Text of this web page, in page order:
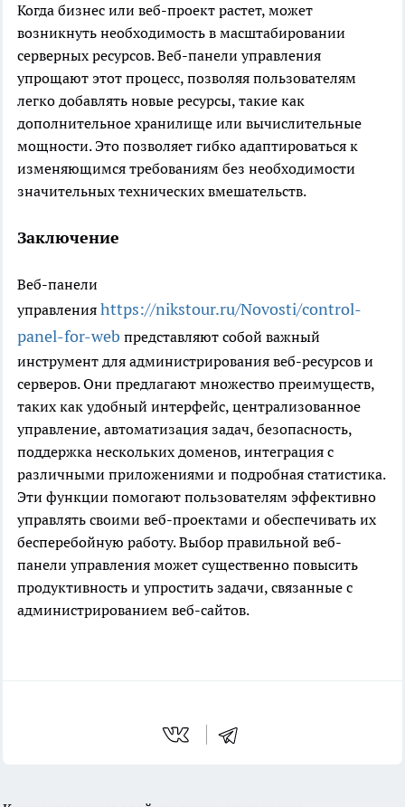
Когда бизнес или веб-проект растет, может
возникнуть необходимость в масштабировании
серверных ресурсов. Веб-панели управления
упрощают этот процесс, позволяя пользователям
легко добавлять новые ресурсы, такие как
дополнительное хранилище или вычислительные
мощности. Это позволяет гибко адаптироваться к
изменяющимся требованиям без необходимости
значительных технических вмешательств.
Заключение
Веб-панели
управления https://nikstour.ru/Novosti/control-
panel-for-web представляют собой важный
инструмент для администрирования веб-ресурсов и
серверов. Они предлагают множество преимуществ,
таких как удобный интерфейс, централизованное
управление, автоматизация задач, безопасность,
поддержка нескольких доменов, интеграция с
различными приложениями и подробная статистика.
Эти функции помогают пользователям эффективно
управлять своими веб-проектами и обеспечивать их
бесперебойную работу. Выбор правильной веб-
панели управления может существенно повысить
продуктивность и упростить задачи, связанные с
администрированием веб-сайтов.